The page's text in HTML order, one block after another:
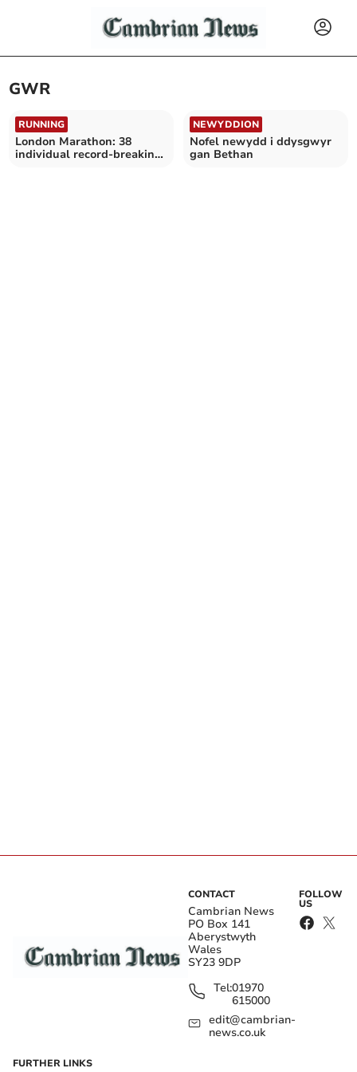
GWR
RUNNING
London Marathon: 38
individual record-breaking
NEWYDDION
Nofel newydd i ddysgwyr
gan Bethan
CONTACT
Cambrian News
PO Box 141
Aberystwyth
Wales
SY23 9DP
Tel:01970
615000
edit@cambrian-
news.co.uk
FOLLOW
US
FURTHER LINKS